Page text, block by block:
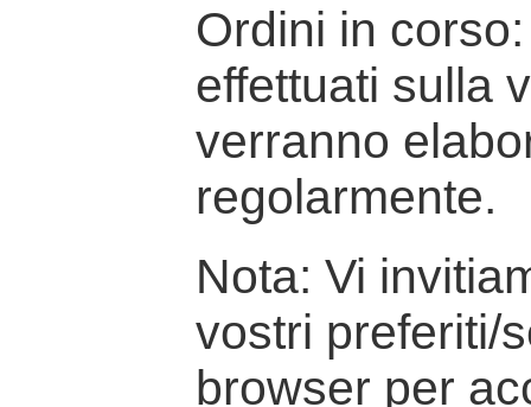
Ordini in
effettuati sulla
verranno
regolarmente.
Nota: Vi
vostri preferiti/
browser per